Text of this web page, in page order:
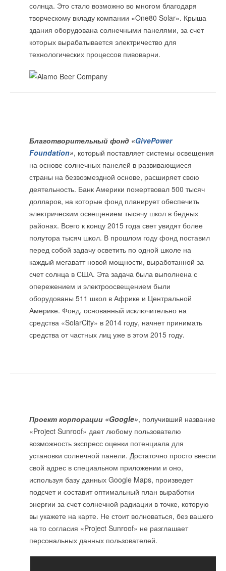
солнца. Это стало возможно во многом благодаря
творческому вкладу компании «One80 Solar». Крыша
здания оборудована солнечными панелями, за счет
которых вырабатывается электричество для
технологических процессов пивоварни.
Благотворительный фонд «GivePower
Foundation», который поставляет системы освещения
на основе солнечных панелей в развивающиеся
страны на безвозмездной основе, расширяет свою
деятельность. Банк Америки пожертвовал 500 тысяч
долларов, на которые фонд планирует обеспечить
электрическим освещением тысячу школ в бедных
районах. Всего к концу 2015 года свет увидят более
полутора тысяч школ. В прошлом году фонд поставил
перед собой задачу осветить по одной школе на
каждый мегаватт новой мощности, выработанной за
счет солнца в США. Эта задача была выполнена с
опережением и электроосвещением были
оборудованы 511 школ в Африке и Центральной
Америке. Фонд, основанный исключительно на
средства «SolarCity» в 2014 году, начнет принимать
средства от частных лиц уже в этом 2015 году.
Проект корпорации «Google», получивший название
«Project Sunroof» дает любому пользователю
возможность экспресс оценки потенциала для
установки солнечной панели. Достаточно просто ввести
свой адрес в специальном приложении и оно,
используя базу данных Google Maps, произведет
подсчет и составит оптимальный план выработки
энергии за счет солнечной радиации в точке, которую
вы укажете на карте. Не стоит волноваться, без вашего
на то согласия «Project Sunroof» не разглашает
персональных данных пользователей.